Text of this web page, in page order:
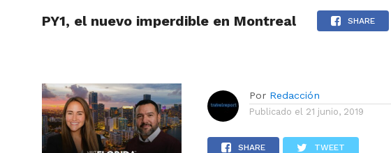
ARTÍCULOS REVIEWS
PY1, el nuevo imperdible en Montreal SHARE
Por Redacción
Publicado el 21 junio, 2019
SHARE TWEET